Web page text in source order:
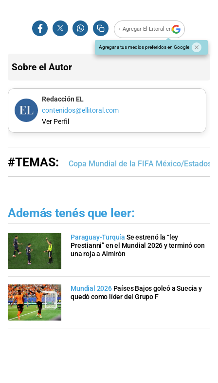
+ Agregar El Litoral en
Agregar a tus medios preferidos en Google
Sobre el Autor
Redacción EL
contenidos@ellitoral.com
Ver Perfil
#TEMAS: Copa Mundial de la FIFA México/Estados
Además tenés que leer:
Paraguay-Turquía Se estrenó la “ley
Prestianni” en el Mundial 2026 y terminó con
una roja a Almirón
Mundial 2026 Países Bajos goleó a Suecia y
quedó como líder del Grupo F